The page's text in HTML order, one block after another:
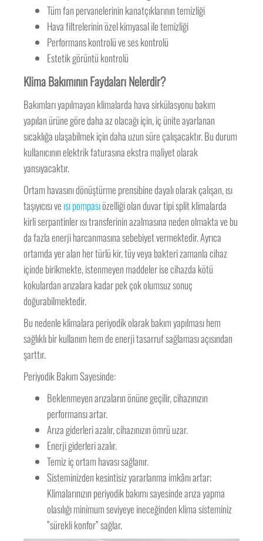
Tüm fan pervanelerinin kanatçıklarının temizliği
Hava filtrelerinin özel kimyasal ile temizliği
Performans kontrolü ve ses kontrolü
Estetik görüntü kontrolü
Klima Bakımının Faydaları Nelerdir?
Bakımları yapılmayan klimalarda hava sirkülasyonu bakım
yapılan ürüne göre daha az olacağı için, iç ünite ayarlanan
sıcaklığa ulaşabilmek için daha uzun süre çalışacaktır. Bu durum
kullanıcının elektrik faturasına ekstra maliyet olarak
yansıyacaktır.
Ortam havasını dönüştürme prensibine dayalı olarak çalışan, ısı
taşıyıcısı ve ısı pompasıözelliği olan duvar tipi split klimalarda
kirli serpantinler ısı transferinin azalmasına neden olmakta ve bu
da fazla enerji harcanmasına sebebiyet vermektedir. Ayrıca
ortamda yer alan her türlü kir, tüy veya bakteri zamanla cihaz
içinde birikmekte, istenmeyen maddeler ise cihazda kötü
kokulardan arızalara kadar pek çok olumsuz sonuç
doğurabilmektedir.
Bu nedenle klimalara periyodik olarak bakım yapılması hem
sağlıklı bir kullanım hem de enerji tasarruf sağlaması açısından
şarttır.
Periyodik Bakım Sayesinde:
Beklenmeyen arızaların önüne geçilir, cihazınızın
performansı artar.
Arıza giderleri azalır, cihazınızın ömrü uzar.
Enerji giderleri azalır.
Temiz iç ortam havası sağlanır.
Sisteminizden kesintisiz yararlanma imkânı artar;
Klimalarınızın periyodik bakımı sayesinde arıza yapma
olasılığı minimum seviyeye ineceğinden klima sisteminiz
”sürekli konfor” sağlar.